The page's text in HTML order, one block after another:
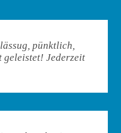
pünktlich,
Jederzeit